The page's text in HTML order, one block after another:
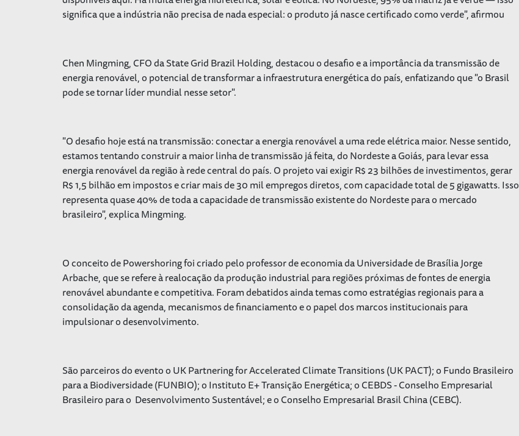
significa que a indústria não precisa de nada especial: o produto já nasce certificado como verde", afirmou
Chen Mingming, CFO da State Grid Brazil Holding, destacou o desafio e a importância da transmissão de
energia renovável, o potencial de transformar a infraestrutura energética do país, enfatizando que "o Brasil
pode se tornar líder mundial nesse setor".
"O desafio hoje está na transmissão: conectar a energia renovável a uma rede elétrica maior. Nesse sentido,
estamos tentando construir a maior linha de transmissão já feita, do Nordeste a Goiás, para levar essa
energia renovável da região à rede central do país. O projeto vai exigir R$ 23 bilhões de investimentos, gerar
R$ 1,5 bilhão em impostos e criar mais de 30 mil empregos diretos, com capacidade total de 5 gigawatts. Isso
representa quase 40% de toda a capacidade de transmissão existente do Nordeste para o mercado
brasileiro", explica Mingming.
O conceito de Powershoring foi criado pelo professor de economia da Universidade de Brasília Jorge
Arbache, que se refere à realocação da produção industrial para regiões próximas de fontes de energia
renovável abundante e competitiva. Foram debatidos ainda temas como estratégias regionais para a
consolidação da agenda, mecanismos de financiamento e o papel dos marcos institucionais para
impulsionar o desenvolvimento.
São parceiros do evento o UK Partnering for Accelerated Climate Transitions (UK PACT); o Fundo Brasileiro
para a Biodiversidade (FUNBIO); o Instituto E+ Transição Energética; o CEBDS - Conselho Empresarial
Brasileiro para o Desenvolvimento Sustentável; e o Conselho Empresarial Brasil China (CEBC).